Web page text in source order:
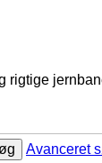
rigtige
Avanceret